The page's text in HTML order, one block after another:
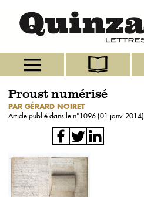
Proust numérisé
PAR GÉRARD NOIRET
Article publié dans le n°1096 (01 janv. 2014)